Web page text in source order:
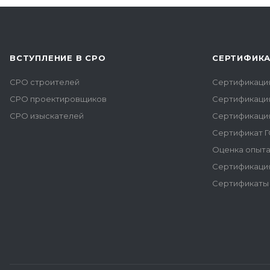
ВСТУПЛЕНИЕ В СРО
СРО строителей
СРО проектировщиков
СРО изыскателей
Сертификат
Оценка
Сертификаты